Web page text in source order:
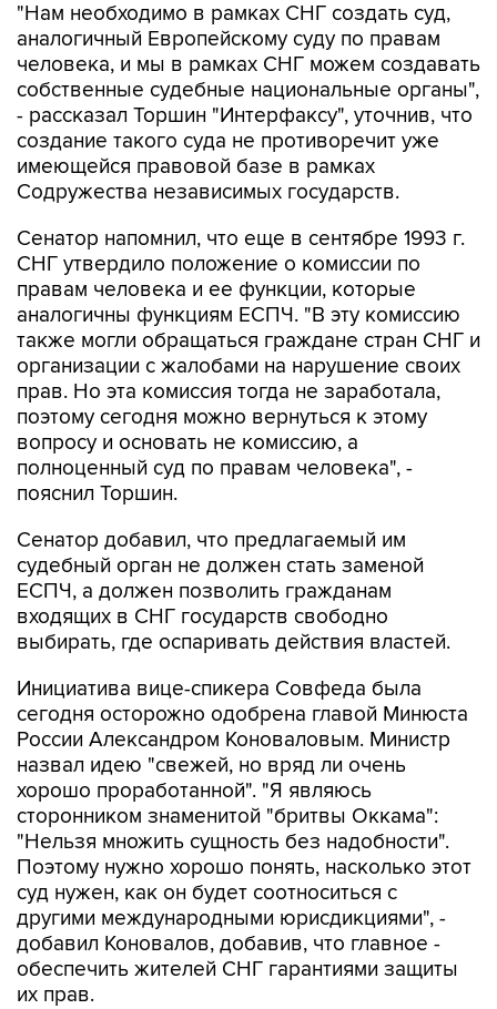
"Нам необходимо в рамках СНГ создать суд,
аналогичный Европейскому суду по правам
человека, и мы в рамках СНГ можем создавать
собственные судебные национальные органы",
- рассказал Торшин "Интерфаксу", уточнив, что
создание такого суда не противоречит уже
имеющейся правовой базе в рамках
Содружества независимых государств.
Сенатор напомнил, что еще в сентябре 1993 г.
СНГ утвердило положение о комиссии по
правам человека и ее функции, которые
аналогичны функциям ЕСПЧ. "В эту комиссию
также могли обращаться граждане стран СНГ и
организации с жалобами на нарушение своих
прав. Но эта комиссия тогда не заработала,
поэтому сегодня можно вернуться к этому
вопросу и основать не комиссию, а
полноценный суд по правам человека", -
пояснил Торшин.
Сенатор добавил, что предлагаемый им
судебный орган не должен стать заменой
ЕСПЧ, а должен позволить гражданам
входящих в СНГ государств свободно
выбирать, где оспаривать действия властей.
Инициатива вице-спикера Совфеда была
сегодня осторожно одобрена главой Минюста
России Александром Коноваловым. Министр
назвал идею "свежей, но вряд ли очень
хорошо проработанной". "Я являюсь
сторонником знаменитой "бритвы Оккама":
"Нельзя множить сущность без надобности".
Поэтому нужно хорошо понять, насколько этот
суд нужен, как он будет соотноситься с
другими международными юрисдикциями", -
добавил Коновалов, добавив, что главное -
обеспечить жителей СНГ гарантиями защиты
их прав.